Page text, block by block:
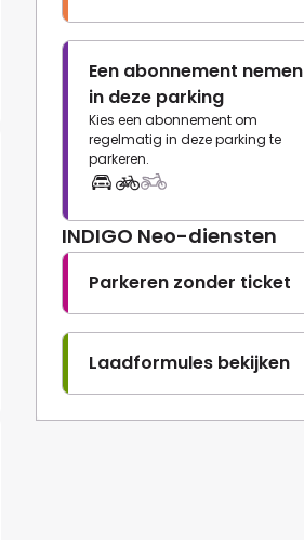
Een abonnement nemen
in deze parking
Kies een abonnement om
regelmatig in deze parking te
parkeren.
INDIGO Neo-diensten
Parkeren zonder ticket
Laadformules bekijken